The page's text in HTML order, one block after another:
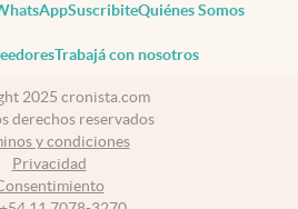
SuscribiteQuiénes Somos
Trabajá con nosotros
2025 cronista.com
derechos reservados
y condiciones
Privacidad